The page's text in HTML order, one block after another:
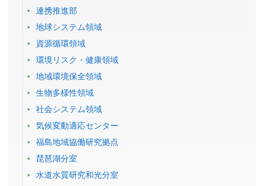
24292 : 気候変動予測・影響・対策の統合評価を基にした地球規模の気候
変動リスクに関する研究
価に関する研究
24459 : パリ協定気候目標と持続可能開発目標の同時実現に向けた気候政
策の統合分析
24489 : 気候感度に関する不確実性の理解と低減
2017年度
23836 : 気候変動予測・影響・対策の統合評価を基にした地球規模の気候
24014 : 気候感度に関する不確実性の理解と低減
24046 : 気候変動要因推定の物理パラメータ不確実性に関する研究
Anthropogenic warming induced intensification of summer
monsoon frontal precipitation over East Asia
発表者 :Moon S., Utsumi N., Jeong J.H., Yoon J.H., Simon Wang S.Y.,
Shiogama H.(塩竈秀夫)
掲載誌 :SCIENCE ADVANCES, 9:1-9 (2023)
査読付き 原著論文
The importance of recognizing the ‘distinctiveness’ of SSP3-
7.0 for use in climate change impact assessments.
(林未知也), Hirabayashi Y.,Ogura T.(小倉知夫)
, Takemura T.
掲載誌 :
Nature Climate Change, 13:1276-1278 (2023)
Emergent constraints on future precipitation changes
学会等名称 :日本地球惑星科学連合2025年大会 (2025)
予稿集名 :Abstracts
研究発表
Nonmonotonic changes in the El Nino-Southern Oscillation
ES2L
発表者 :Hayashi M.(林未知也)
Shiogama H.(塩竈秀夫)
学会等名称 : 日本地球惑星科学連合2025年大会 (2025)
予稿集名 :Abstracts
研究発表
Future of Amazon carbon cycle by CMIP Earth System
Models
発表者 : Melnikova Irina(MELNIKOVA Irina)
永島達也,野沢徹,秋吉英治,山田由貴子,山下陽介,塩竈秀夫,竹村俊彦(*1),須
藤健悟(*2),高橋正明(*3),比連崎路夫(*3),周立波(*4)(*1九州大応用力学
研,*2名古屋大院,*3東京大気候システム研究セ,*4中国科学院大気物理研)
現実験を通したモデルの検証. 国立環境研究所スーパーコンピューター利
用研究年報 平成19年度地球環境研究センター報告CGER-I086-2008, 1-
Shiogama H.,Nagashima T.,Yokohata T.,Crooks Simon A.(*1),Nozawa T.
(*1Univ. Oxford) (2007) The influence of volcanic activity and changes in
solar irradiance on surface air temperatures in the early twentieth
地球環境研究センター報告CGER-I070-2007, 25-31
Nozawa T.,Nagashima T.,Ogura T.,Yokohata T.,Okada N.,Shiogama H.
(2007) CGER'S SUPERCOMPUTER MONOGRAPH REPORT VOL.12
Climate Change Simulations with a Coupled Ocean-Atmosphere GCM
Called the Model for Interdisciplinary Research on Climate: MIROC. 地
2014年度:日本地球惑星科学連合環境・災害対応委員会委員
本地球惑星科学連合)
2019年度:気候変動予測及び影響評価の連携推進に向けた検討チーム委
2019年度:客員准教授(東京大学大気海洋研究所)
2025年度:環境研究総合推進費に係るアドバイザーの委嘱「Emergent
葉大学環境リモートセンシング研究センター)
2025年度 :
令和7年度気候変動による災害激甚化に関する影響評価検討委
員会委員(環境省 地球環境局)
2025年度:気候変動に関する懇談会 評価検討部会委員
究開発局 環境エネルギー課)
連携推進部
地球システム領域
資源循環領域
環境リスク・健康領域
地域環境保全領域
生物多様性領域
社会システム領域
気候変動適応センター
福島地域協働研究拠点
琵琶湖分室
水道水質研究和光分室